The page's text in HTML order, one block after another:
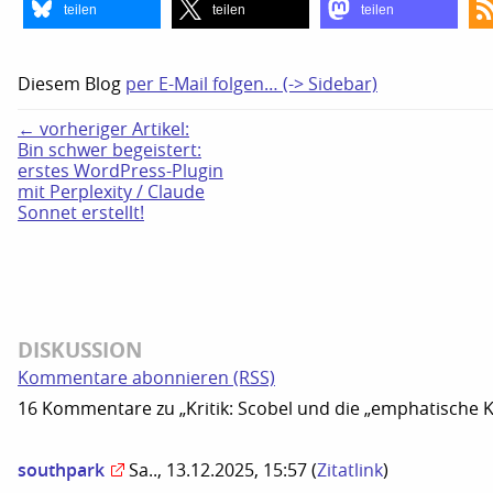
teilen teilen teilen
Diesem Blog per E-Mail folgen… (-> Sidebar)
← vorheriger Artikel:
Bin schwer begeistert:
erstes WordPress-Plugin
mit Perplexity / Claude
Sonnet erstellt!
DISKUSSION
Kommentare abonnieren (RSS)
16 Kommentare zu „Kritik: Scobel und die „emphatische
southpark Sa.., 13.12.2025, 15:57 (Zitatlink)